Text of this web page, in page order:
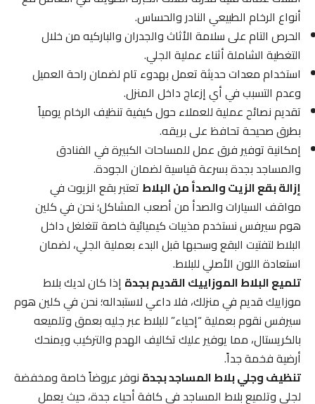
أنواع الرخام الطبيعي النادر والحساس.
الحرص التام على سلامة الأثاث والجدران والباركيه من خلال
التغطية الشاملة أثناء عملية الجلي.
استخدام معدات حديثة تعمل بهدوء تام لضمان راحة العميل
وعدم التسبب في أي إزعاج داخل المنزل.
تقديم نصائح عملية للعملاء حول كيفية تنظيف الرخام يومياً
بطرق صحيحة تحافظ على بريقه.
إمكانية توفير فرق عمل للمساحات الكبيرة في الفنادق
والمساجد بجدة بسرعة قياسية لضمان الجودة.
إزالة بقع الزيت والصدأ من البلاطتعتبر بقع الزيوت في
مواقف السيارات والصدأ من أصعب المشاكل؛ نحن في كلين
هوم سيرفس نستخدم مذيبات كيميائية خاصة تتغلغل داخل
البلاط لتفتيت البقع وسحبها قبل البدء بعملية الجلي، لضمان
استعادة اللون الأصلي للبلاط.
تلميع البلاط الموزاييك القديم بجدةإذا كان لديك بلاط
موزاييك قديم في منزلك، فلا داعي لاستبداله؛ نحن في كلين هوم
سيرفس نقوم بعملية “إحياء” للبلاط عبر جليه بعمق وتلميعه
بالكريستال، مما يوفير عليك تكاليف الهدم والتركيب ويمنحك
أرضية فخمة جداً.
تنظيف وجلي بلاط المساجد بجدةنوفر عروضاً خاصة ومخفضة
لجلي وتلميع بلاط المساجد في كافة أحياء جدة، حيث يعمل